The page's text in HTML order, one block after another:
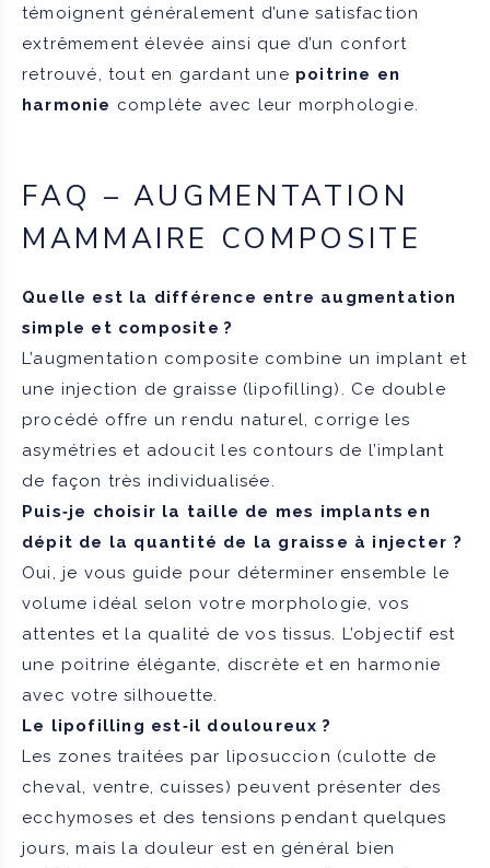
témoignent généralement d’une satisfaction
extrêmement élevée ainsi que d’un confort
retrouvé, tout en gardant une poitrine en
harmonie complète avec leur morphologie.
FAQ – AUGMENTATION
MAMMAIRE COMPOSITE
Quelle est la différence entre augmentation
simple et composite ?
L’augmentation composite combine un implant et
une injection de graisse (lipofilling). Ce double
procédé offre un rendu naturel, corrige les
asymétries et adoucit les contours de l’implant
de façon très individualisée.
Puis‑je choisir la taille de mes implants en
dépit de la quantité de la graisse à injecter ?
Oui, je vous guide pour déterminer ensemble le
volume idéal selon votre morphologie, vos
attentes et la qualité de vos tissus. L’objectif est
une poitrine élégante, discrète et en harmonie
avec votre silhouette.
Le lipofilling est‑il douloureux ?
Les zones traitées par liposuccion (culotte de
cheval, ventre, cuisses) peuvent présenter des
ecchymoses et des tensions pendant quelques
jours, mais la douleur est en général bien